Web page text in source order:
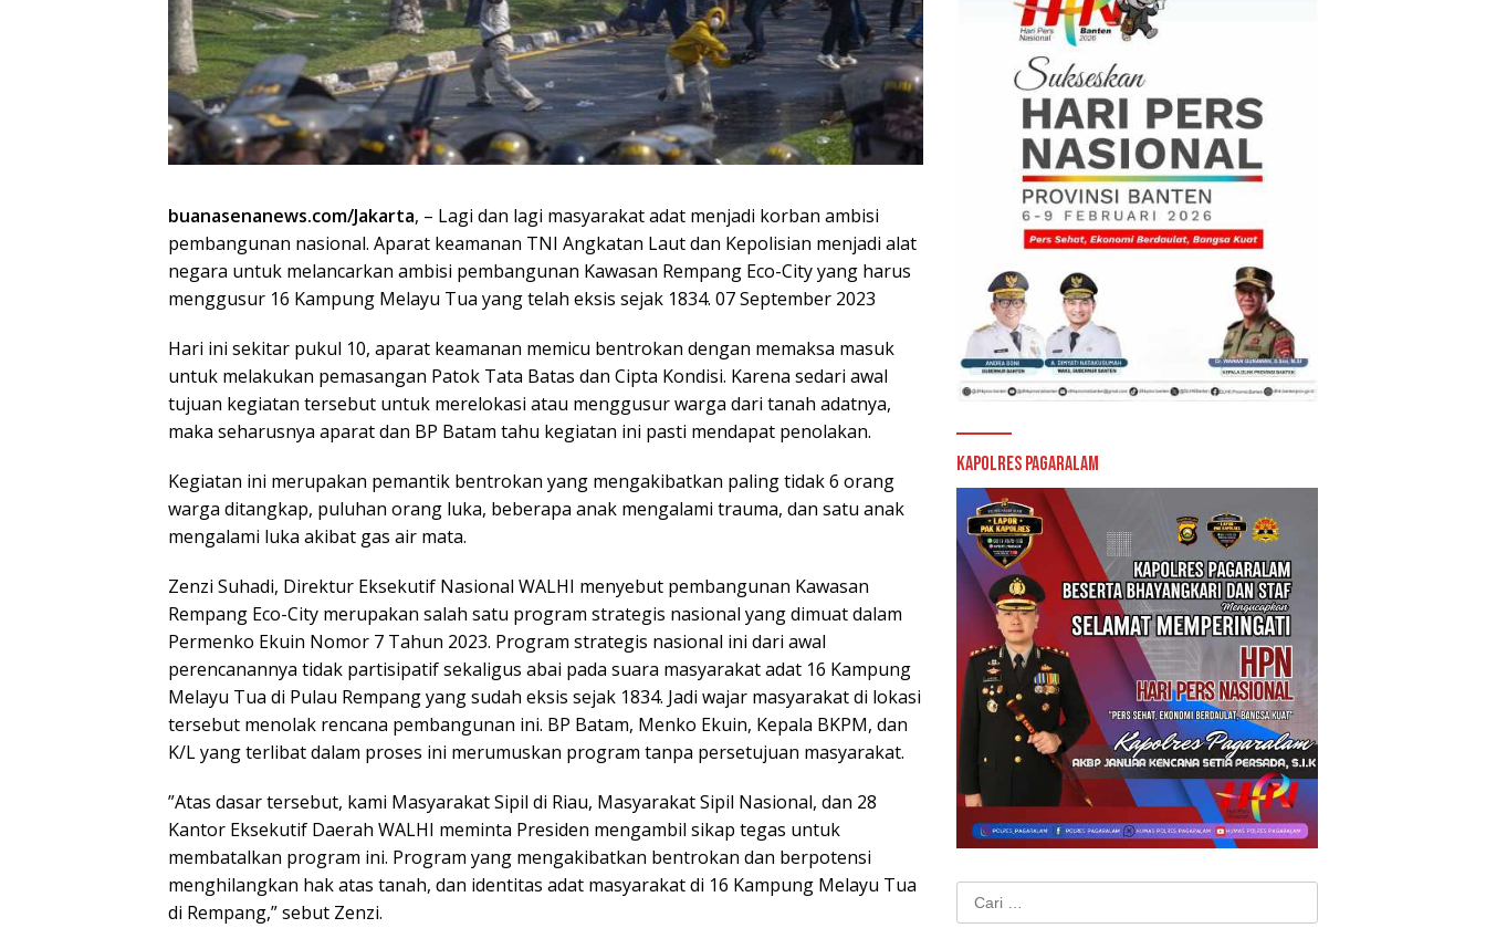
buanasenanews.com/Jakarta, – Lagi dan lagi masyarakat adat menjadi korban ambisi
pembangunan nasional. Aparat keamanan TNI Angkatan Laut dan Kepolisian menjadi alat
negara untuk melancarkan ambisi pembangunan Kawasan Rempang Eco-City yang harus
menggusur 16 Kampung Melayu Tua yang telah eksis sejak 1834. 07 September 2023
Hari ini sekitar pukul 10, aparat keamanan memicu bentrokan dengan memaksa masuk
untuk melakukan pemasangan Patok Tata Batas dan Cipta Kondisi. Karena sedari awal
tujuan kegiatan tersebut untuk merelokasi atau menggusur warga dari tanah adatnya,
maka seharusnya aparat dan BP Batam tahu kegiatan ini pasti mendapat penolakan.
Kegiatan ini merupakan pemantik bentrokan yang mengakibatkan paling tidak 6 orang
warga ditangkap, puluhan orang luka, beberapa anak mengalami trauma, dan satu anak
mengalami luka akibat gas air mata.
Zenzi Suhadi, Direktur Eksekutif Nasional WALHI menyebut pembangunan Kawasan
Rempang Eco-City merupakan salah satu program strategis nasional yang dimuat dalam
Permenko Ekuin Nomor 7 Tahun 2023. Program strategis nasional ini dari awal
perencanannya tidak partisipatif sekaligus abai pada suara masyarakat adat 16 Kampung
Melayu Tua di Pulau Rempang yang sudah eksis sejak 1834. Jadi wajar masyarakat di lokasi
tersebut menolak rencana pembangunan ini. BP Batam, Menko Ekuin, Kepala BKPM, dan
K/L yang terlibat dalam proses ini merumuskan program tanpa persetujuan masyarakat.
”Atas dasar tersebut, kami Masyarakat Sipil di Riau, Masyarakat Sipil Nasional, dan 28
Kantor Eksekutif Daerah WALHI meminta Presiden mengambil sikap tegas untuk
membatalkan program ini. Program yang mengakibatkan bentrokan dan berpotensi
menghilangkan hak atas tanah, dan identitas adat masyarakat di 16 Kampung Melayu Tua
di Rempang,” sebut Zenzi.
Kapolres Pagaralam
Cari
untuk: